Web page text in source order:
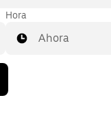
Hora
Ahora